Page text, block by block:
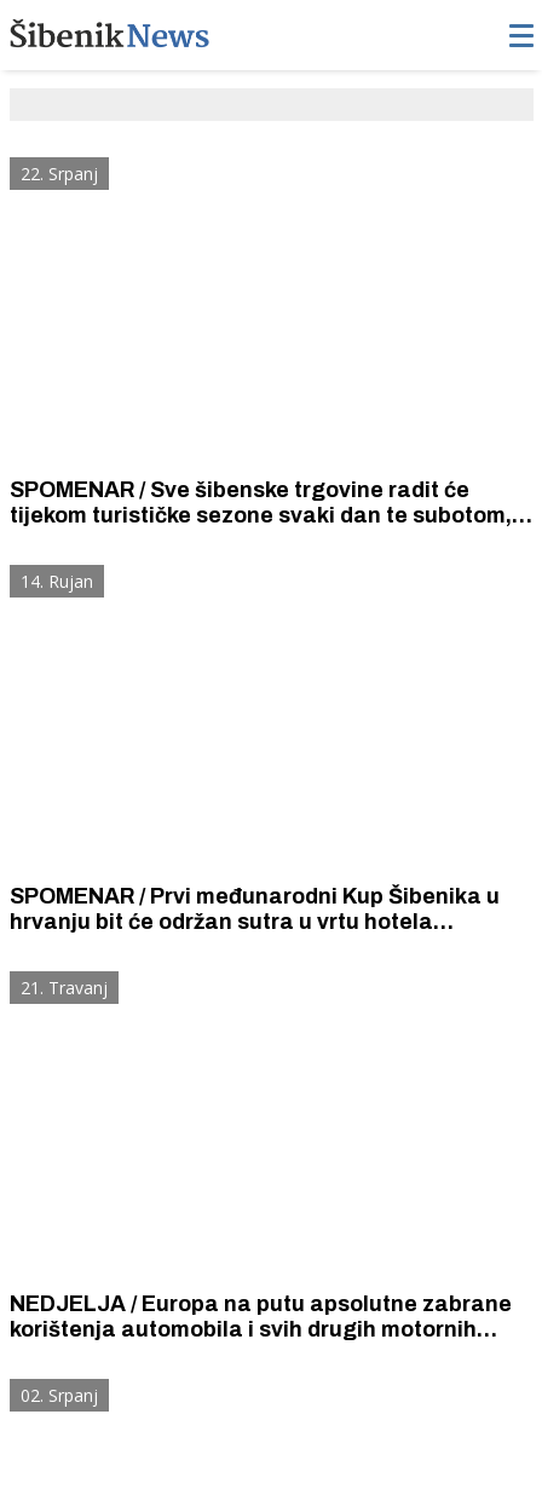
22. Srpanj
SPOMENAR / Sve šibenske trgovine radit će
tijekom turističke sezone svaki dan te subotom,
bi pridonijele uspjehu turističkog gospodarstva.
14. Rujan
SPOMENAR / Prvi međunarodni Kup Šibenika u
hrvanju bit će održan sutra u vrtu hotela
vidjeti ljepotu torza snažnih muževa.
21. Travanj
NEDJELJA / Europa na putu apsolutne zabrane
korištenja automobila i svih drugih motornih
02. Srpanj